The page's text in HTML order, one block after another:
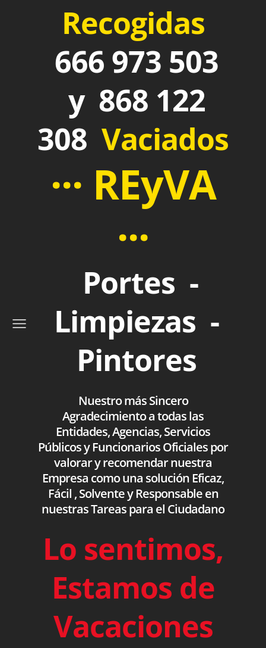
Recogidas
666 973 503
y 868 122
308 Vaciados
··· REyVA
···
Portes -
Limpiezas -
Pintores
Nuestro más Sincero
Agradecimiento a todas las
Entidades, Agencias, Servicios
Públicos y Funcionarios Oficiales por
valorar y recomendar nuestra
Empresa como una solución Eficaz,
Fácil , Solvente y Responsable en
nuestras Tareas para el Ciudadano
Lo sentimos,
Estamos de
Vacaciones